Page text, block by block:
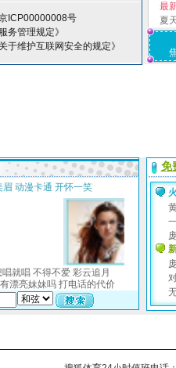
ICP00000008号
务管理规定》
于维护互联网安全的规定》
最
夏